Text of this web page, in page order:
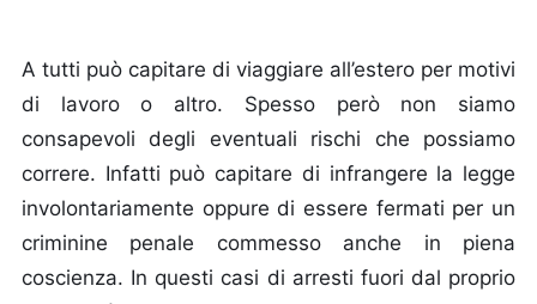
A tutti può capitare di viaggiare all’estero per motivi
di lavoro o altro. Spesso però non siamo
consapevoli degli eventuali rischi che possiamo
correre. Infatti può capitare di infrangere la legge
involontariamente oppure di essere fermati per un
criminine penale commesso anche in piena
coscienza. In questi casi di arresti fuori dal proprio